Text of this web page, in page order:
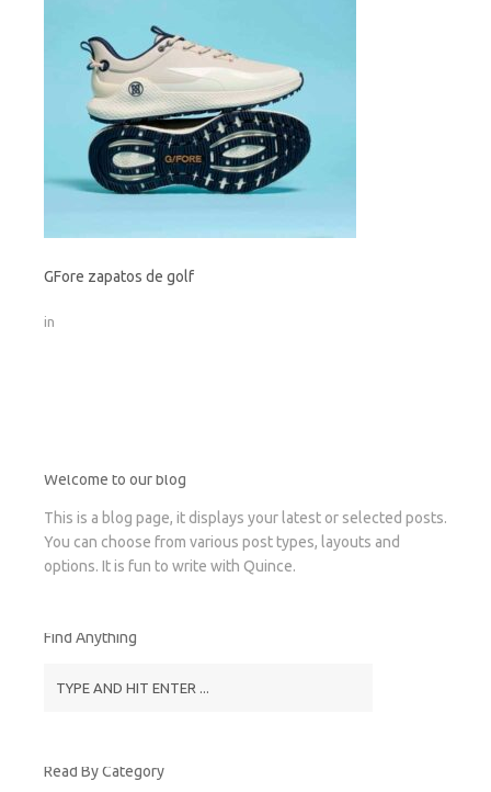
GFore zapatos de golf
in
Welcome to our blog
This is a blog page, it displays your latest or selected posts.
You can choose from various post types, layouts and
options. It is fun to write with Quince.
Find Anything
Read By Category